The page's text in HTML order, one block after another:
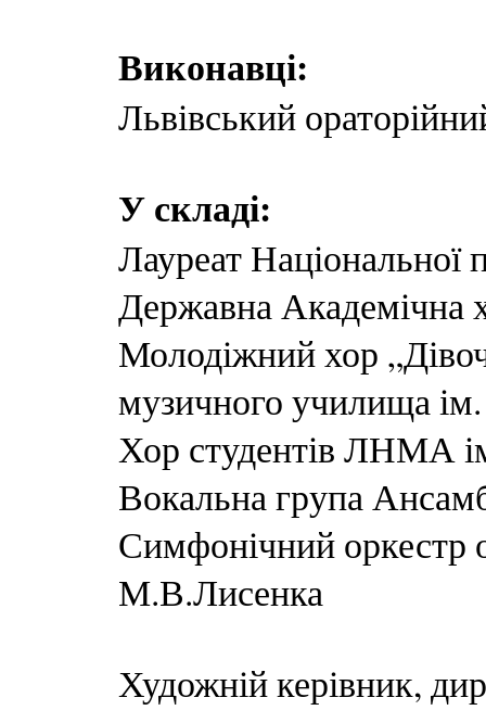
Виконавці:
Львівський
У складі:
Лауреат Національної
Державна Академічна
Молодіжний хор
музичного училища
Хор студентів ЛНМА
Вокальна група
Симфонічний оркестр
М.В.Лисенка
Художній керівник,